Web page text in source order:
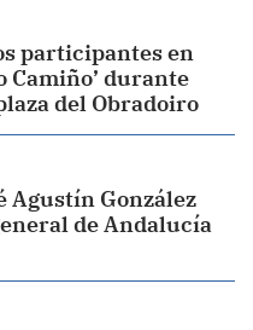
participantes en
Camiño’ durante
del Obradoiro
Agustín González
de Andalucía